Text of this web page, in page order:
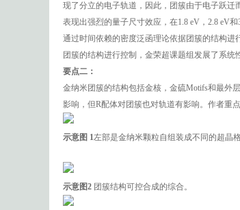
现了分立的电子轨道，因此，团簇由于电子跃迁
表现出强烈的量子尺寸效应，在1.8 eV，2.8 eV
通过时间依赖的密度泛函理论依据团簇的结构
团簇的结构进行控制，金荣超课题组发展了系统
要点二：
金纳米团簇的结构包括金核，金硫Motifs和最外
影响，但R配体对团簇也对轨道有影响。作者重
示意图 1左部是金纳米颗粒自组装成不同的超晶
示意图2 团簇结构可控合成的综合。